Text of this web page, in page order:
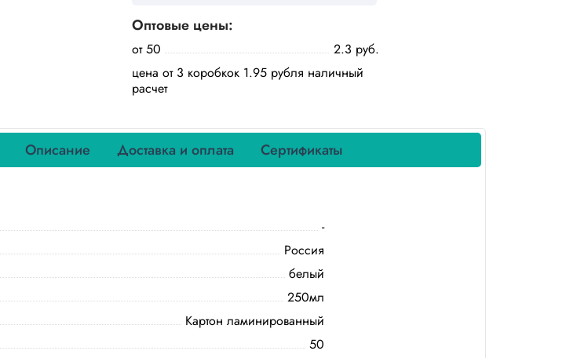
Оптовые цены:
от 50
2.3 руб.
цена от 3 коробкок 1.95 рубля наличный
расчет
Описание Доставка и оплата Сертификаты
-
Россия
белый
250мл
Картон ламинированный
50